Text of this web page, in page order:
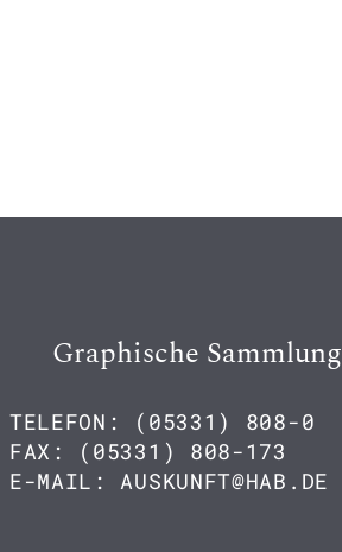
Graphische Sammlung
TELEFON: (05331) 808-0
FAX: (05331) 808-173
E-MAIL: AUSKUNFT@HAB.DE